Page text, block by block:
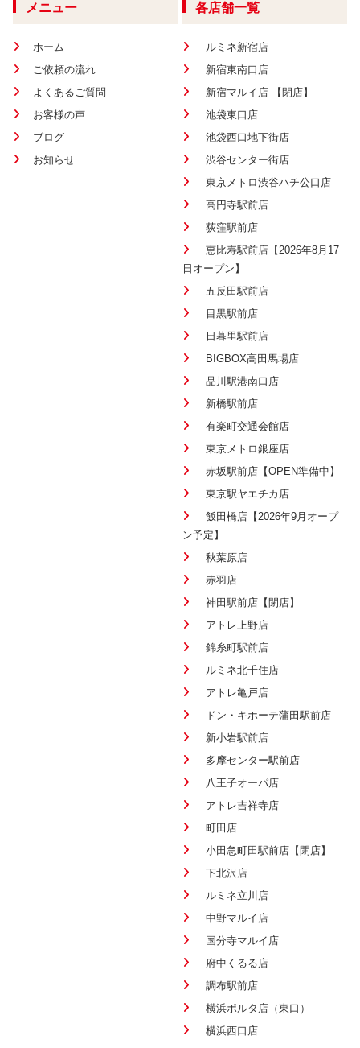
メニュー
ホーム
ご依頼の流れ
よくあるご質問
お客様の声
ブログ
お知らせ
各店舗一覧
ルミネ新宿店
新宿東南口店
新宿マルイ店 【閉店】
池袋東口店
池袋西口地下街店
渋谷センター街店
東京メトロ渋谷ハチ公口店
高円寺駅前店
荻窪駅前店
恵比寿駅前店【2026年8月17
日オープン】
五反田駅前店
目黒駅前店
日暮里駅前店
BIGBOX高田馬場店
品川駅港南口店
新橋駅前店
有楽町交通会館店
東京メトロ銀座店
赤坂駅前店【OPEN準備中】
東京駅ヤエチカ店
飯田橋店【2026年9月オープ
ン予定】
秋葉原店
赤羽店
神田駅前店【閉店】
アトレ上野店
錦糸町駅前店
ルミネ北千住店
アトレ亀戸店
ドン・キホーテ蒲田駅前店
新小岩駅前店
多摩センター駅前店
八王子オーパ店
アトレ吉祥寺店
町田店
小田急町田駅前店【閉店】
下北沢店
ルミネ立川店
中野マルイ店
国分寺マルイ店
府中くるる店
調布駅前店
横浜ポルタ店（東口）
横浜西口店